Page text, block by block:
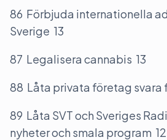
86 Förbjuda internationella
Sverige 13
87 Legalisera cannabis 13
88 Låta privata företag svara
89 Låta SVT och Sveriges
nyheter och smala program 12